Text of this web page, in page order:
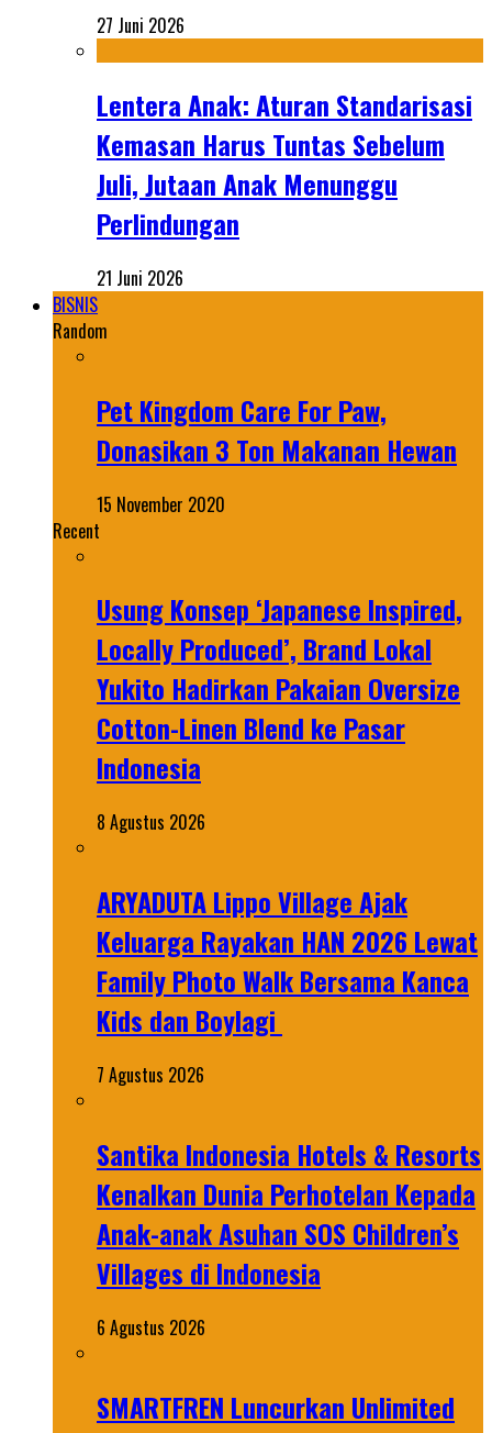
27 Juni 2026
Lentera Anak: Aturan Standarisasi
Kemasan Harus Tuntas Sebelum
Juli, Jutaan Anak Menunggu
Perlindungan
21 Juni 2026
BISNIS
Random
Pet Kingdom Care For Paw,
Donasikan 3 Ton Makanan Hewan
15 November 2020
Recent
Usung Konsep ‘Japanese Inspired,
Locally Produced’, Brand Lokal
Yukito Hadirkan Pakaian Oversize
Cotton-Linen Blend ke Pasar
Indonesia
8 Agustus 2026
ARYADUTA Lippo Village Ajak
Keluarga Rayakan HAN 2026 Lewat
Family Photo Walk Bersama Kanca
Kids dan Boylagi
7 Agustus 2026
Santika Indonesia Hotels & Resorts
Kenalkan Dunia Perhotelan Kepada
Anak-anak Asuhan SOS Children’s
Villages di Indonesia
6 Agustus 2026
SMARTFREN Luncurkan Unlimited